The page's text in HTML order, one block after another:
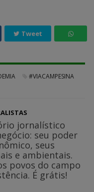
Tweet
#VIACAMPESINA
jornalístico
seu poder
seus
e ambientais.
povos do campo
É grátis!